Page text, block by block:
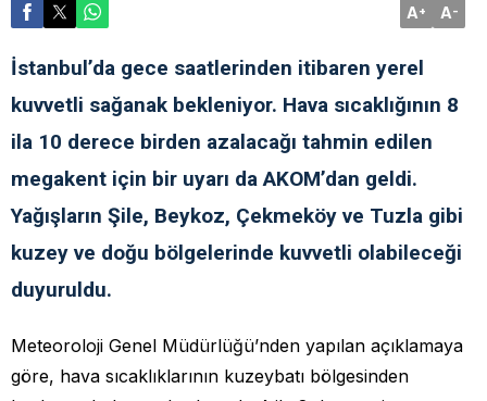
A+ A-
İstanbul’da gece saatlerinden itibaren yerel
kuvvetli sağanak bekleniyor. Hava sıcaklığının 8
ila 10 derece birden azalacağı tahmin edilen
megakent için bir uyarı da AKOM’dan geldi.
Yağışların Şile, Beykoz, Çekmeköy ve Tuzla gibi
kuzey ve doğu bölgelerinde kuvvetli olabileceği
duyuruldu.
Meteoroloji Genel Müdürlüğü’nden yapılan açıklamaya
göre, hava sıcaklıklarının kuzeybatı bölgesinden